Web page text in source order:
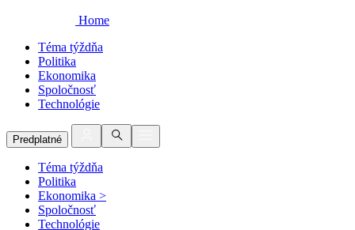
Home
Téma týždňa
Politika
Ekonomika
Spoločnosť
Technológie
Predplatné
Téma týždňa
Politika
Ekonomika >
Spoločnosť
Technológie